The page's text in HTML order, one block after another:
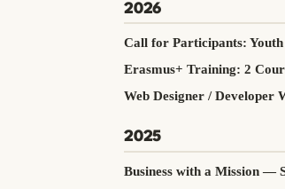
2026
Call for Participants:
Erasmus+ Training: 2
Web Designer / Developer
2025
Business with a Mission —